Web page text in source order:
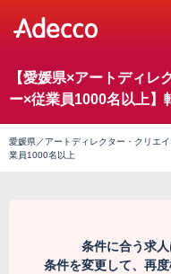
【愛媛県×アートディレ
ー×従業員1000名以上】
愛媛県／アートディレクター・クリエ
業員1000名以上
条件に合う求人
条件を変更して、再